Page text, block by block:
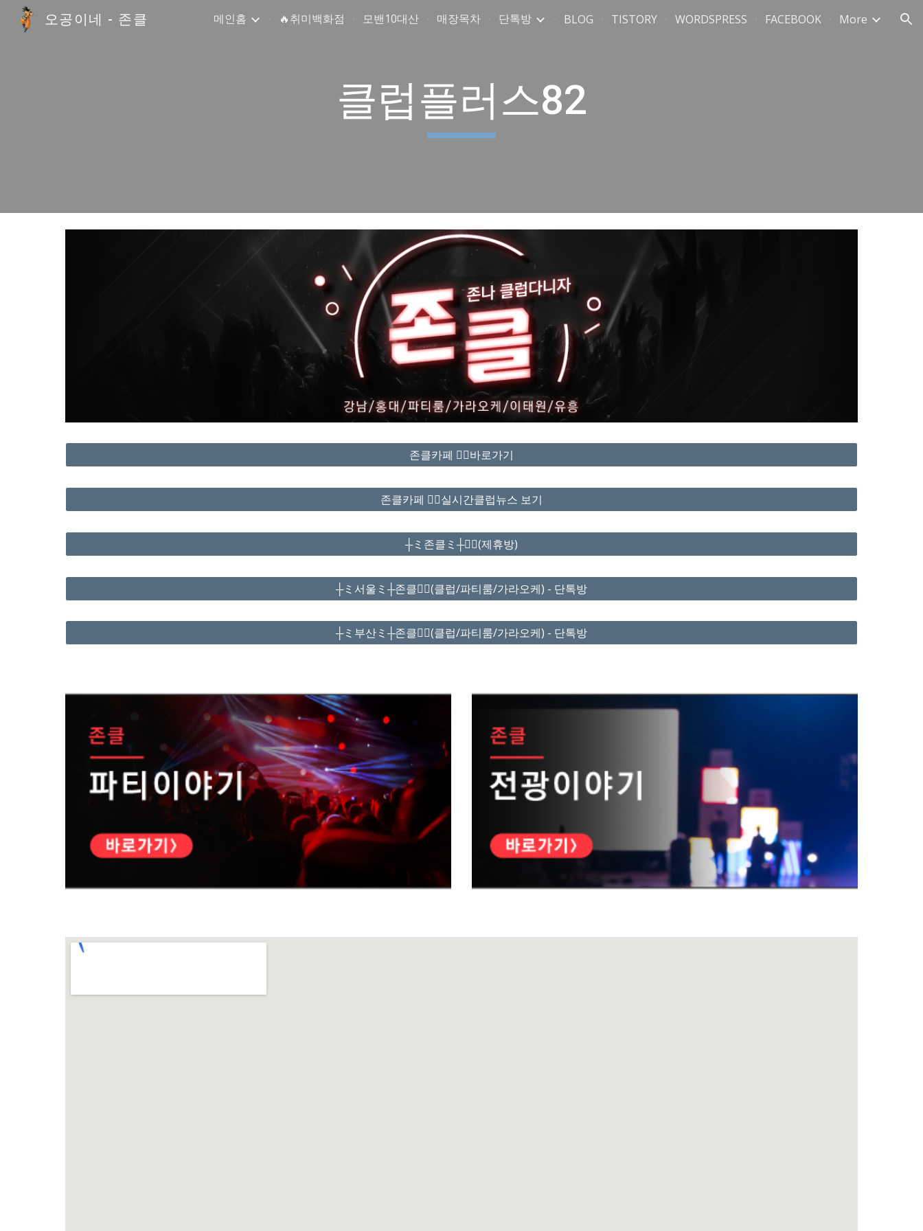
Skip to main content Skip to navigation
오공이네 - 존클 메인홈 🔥취미백화점 모밴10대산 매장목차 단톡방 BLOG TISTORY WORDSPRESS FACEBOOK More
클럽플러스82
존클카페 ❤️‍🔥바로가기
존클카페 ❤️‍🔥실시간클럽뉴스 보기
┼ミ존클ミ┼❤️‍🔥(제휴방)
┼ミ서울ミ┼존클❤️‍🔥(클럽/파티룸/가라오케) - 단톡방
┼ミ부산ミ┼존클❤️‍🔥(클럽/파티룸/가라오케) - 단톡방